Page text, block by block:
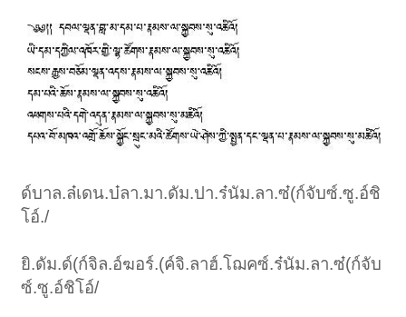
ด์บาล.ล๋เดน.บ๋ลา.มา.ดัม.ปา.ร๋นัม.ลา.ซ๋(ก์จับซ์.ซู.อ์ชิ
โอ์./
ยิ.ดัม.ด์(ก์จิล.อ์ฆอร์.(ค์จิ.ลาฮ์.โฌคซ์.ร๋นัม.ลา.ซ๋(ก์จับ
ซ์.ซู.อ์ชิโอ์/